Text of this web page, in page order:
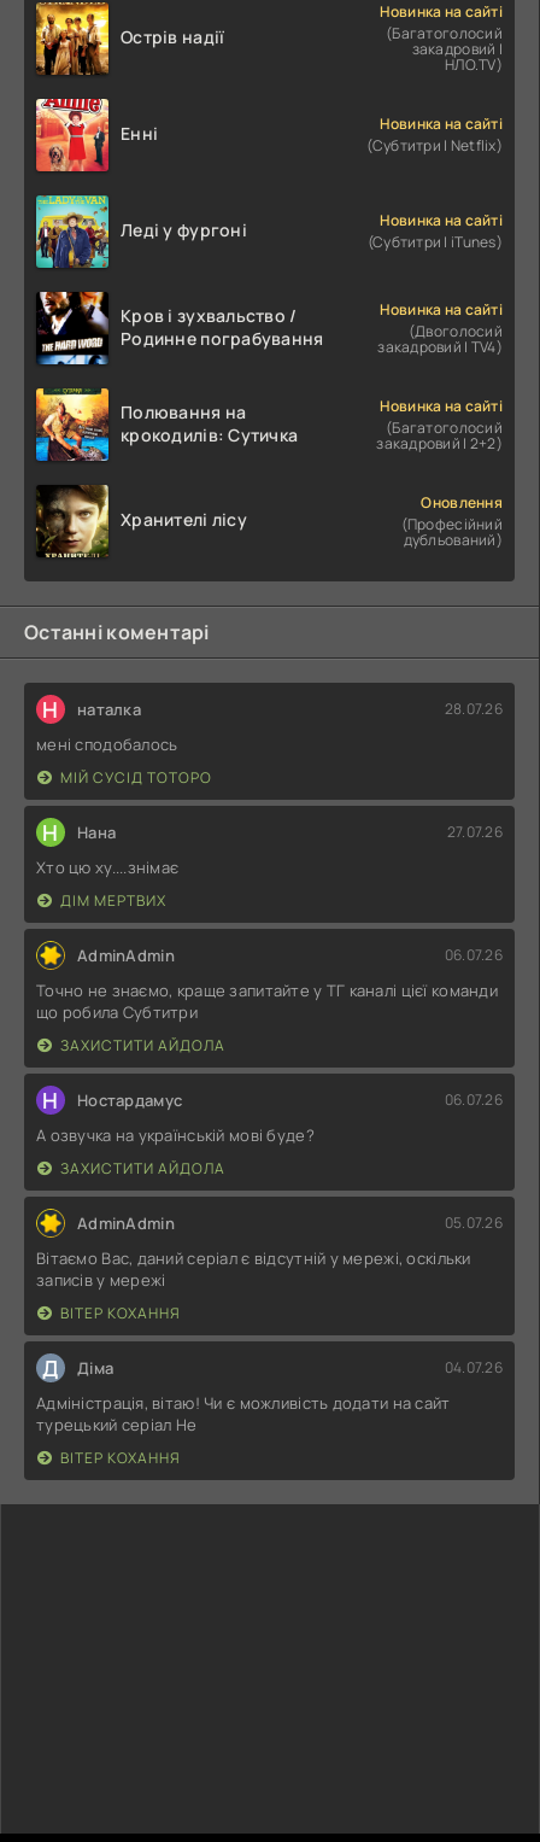
Острів надії
Новинка на сайті
(Багатоголосий
закадровий |
НЛО.TV)
Енні
Новинка на сайті
(Субтитри | Netflix)
Леді у фургоні
Новинка на сайті
(Субтитри | iTunes)
Кров і зухвальство /
Родинне пограбування
Новинка на сайті
(Двоголосий
закадровий | TV4)
Полювання на
крокодилів: Сутичка
Новинка на сайті
(Багатоголосий
закадровий | 2+2)
Хранителі лісу
Оновлення
(Професійний
дубльований)
Останні коментарі
Н наталка 28.07.26
мені сподобалось
МІЙ СУСІД ТОТОРО
Н Нана 27.07.26
Хто цю ху....знімає
ДІМ МЕРТВИХ
AdminAdmin 06.07.26
Точно не знаємо, краще запитайте у ТГ каналі цієї команди
що робила Субтитри
ЗАХИСТИТИ АЙДОЛА
Н Ностардамус 06.07.26
А озвучка на українській мові буде?
ЗАХИСТИТИ АЙДОЛА
AdminAdmin 05.07.26
Вітаємо Вас, даний серіал є відсутній у мережі, оскільки
записів у мережі
ВІТЕР КОХАННЯ
Д Діма 04.07.26
Адміністрація, вітаю! Чи є можливість додати на сайт
турецький серіал Не
ВІТЕР КОХАННЯ